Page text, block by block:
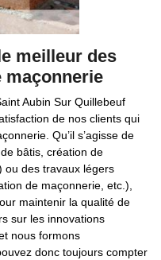
meilleur des
maçonnerie
Aubin Sur Quillebeuf
de nos clients qui
Qu’il s’agisse de
bâtis, création de
ou des travaux légers
de maçonnerie, etc.),
maintenir la qualité de
sur les innovations
nous formons
donc toujours compter